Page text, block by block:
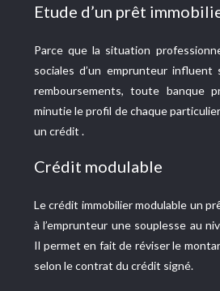
Etude d’un prêt
Parce que la situation
sociales d’un emprunteur
remboursements, toute banque
minutie le profil de chaque
un crédit .
Crédit modulable
Le crédit immobilier modulable un
à l’emprunteur une souplesse au
Il permet en fait de réviser le
selon le contrat du crédit signé.